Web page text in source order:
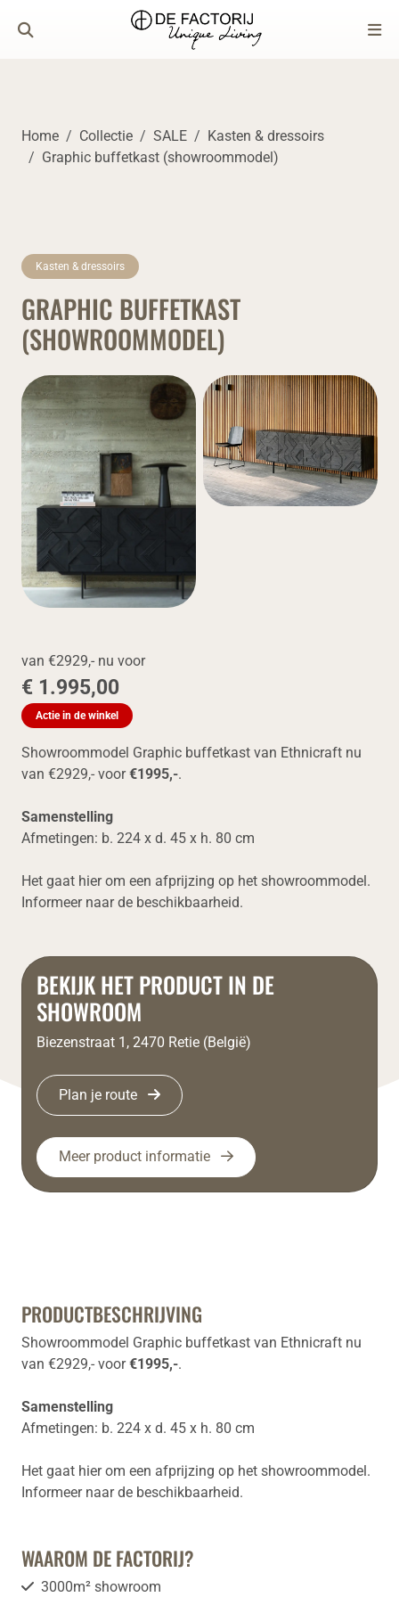
Home Collectie SALE
Kasten & dressoirs
Graphic buffetkast (showroommodel)
Kasten & dressoirs
GRAPHIC BUFFETKAST
(SHOWROOMMODEL)
van €2929,- nu voor
€ 1.995,00
Actie in de winkel
Showroommodel Graphic buffetkast van Ethnicraft nu
van €2929,- voor€1995,-.
Samenstelling
Afmetingen: b. 224 x d. 45 x h. 80 cm
Het gaat hier om een afprijzing op het showroommodel.
Informeer naar de beschikbaarheid.
BEKIJK HET PRODUCT IN DE
SHOWROOM
Biezenstraat 1, 2470 Retie (België)
Plan je route
Meer product informatie
PRODUCTBESCHRIJVING
Showroommodel Graphic buffetkast van Ethnicraft nu
van €2929,- voor€1995,-.
Samenstelling
Afmetingen: b. 224 x d. 45 x h. 80 cm
Het gaat hier om een afprijzing op het showroommodel.
Informeer naar de beschikbaarheid.
WAAROM DE FACTORIJ?
3000m² showroom